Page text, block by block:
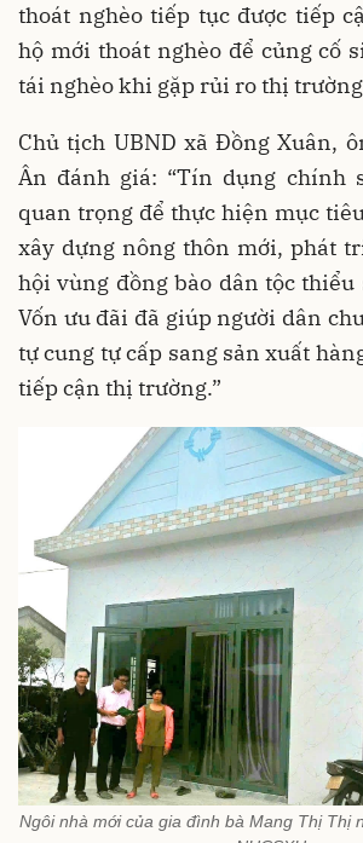
thoát nghèo tiếp tục được tiếp
hộ mới thoát nghèo để củng cố
tái nghèo khi gặp rủi ro thị
Chủ tịch UBND xã Đồng Xuân,
Ân đánh giá: “Tín dụng chính
quan trọng để thực hiện mục
xây dựng nông thôn mới, phát
hội vùng đồng bào dân tộc
Vốn ưu đãi đã giúp người dân
tự cung tự cấp sang sản xuất
tiếp cận thị trường.”
Ngôi nhà mới của gia đình bà Mang Thị Thị